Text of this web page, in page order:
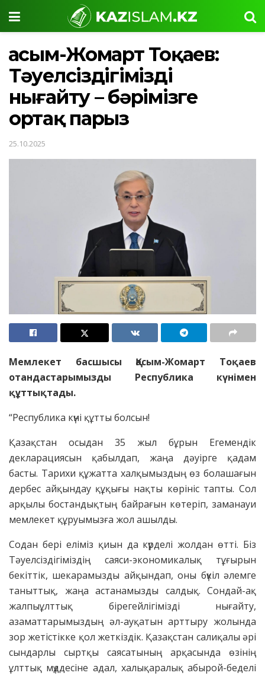
Қасым-Жомарт Тоқаев:
Тәуелсіздігімізді
нығайту – бәрімізге
ортақ парыз
25.10.2025
Мемлекет басшысы Қасым-Жомарт Тоқаев
отандастарымызды Республика күнімен
құттықтады.
“Республика күні құтты болсын!
Қазақстан осыдан 35 жыл бұрын Егемендік
декларациясын қабылдап, жаңа дәуірге қадам
басты. Тарихи құжатта халқымыздың өз болашағын
дербес айқындау құқығы нақты көрініс тапты. Сол
арқылы бостандықтың байрағын көтеріп, заманауи
мемлекет құруымызға жол ашылды.
Содан бері еліміз қиын да күрделі жолдан өтті. Біз
Тәуелсіздігіміздің саяси-экономикалық тұғырын
бекіттік, шекарамызды айқындап, оны бүкіл әлемге
таныттық, жаңа астанамызды салдық. Сондай-ақ
жалпыұлттық бірегейлігімізді нығайту,
азаматтарымыздың әл-ауқатын арттыру жолында
зор жетістікке қол жеткіздік. Қазақстан салиқалы әрі
сындарлы сыртқы саясатының арқасында өзінің
ұлттық мүддесіне адал, халықаралық абырой-беделі